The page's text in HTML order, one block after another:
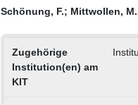
Schönung, F.; Mittwollen, M.
Zugehörige
Institution(en) am
KIT